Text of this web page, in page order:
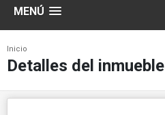
MENÚ
Inicio
Detalles del inmueble